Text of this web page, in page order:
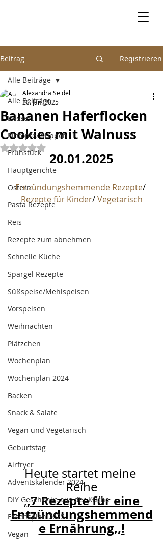
Beitrag Registrieren
Alle Beiträge
Dessert
Eintöpfe/ Suppen
Frühstück
Hauptgerichte
Ostern
Pasta Rezepte
Reis
Rezepte zum abnehmen
Schnelle Küche
Spargel Rezepte
Süßspeise/Mehlspeisen
Vorspeisen
Weihnachten
Plätzchen
Wochenplan
Wochenplan 2024
Backen
Snack & Salate
Vegan und Vegetarisch
Geburtstag
Airfryer
Adventskalender 2024
DIY Geschenke aus der Küche
Essensplan 2025
Vegan
Alle Beiträge
Bananen Haferflocken
Cookies mit Walnuss
Alexandra Seidel
20. Jan. 2025
Mit NaN von 5 Sternen bewertet.
20.01.2025
Entzündungshemmende Rezepte/
Rezepte für Kinder/ Vegetarisch
Heute startet meine
Reihe
,,7 Rezepte für eine
Entzündungshemmend
e Ernährung,,!